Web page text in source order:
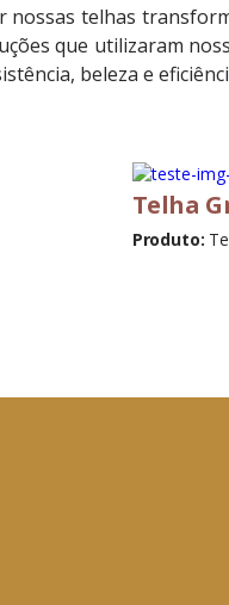
telhas
que utilizaram
beleza e
Telha
Produto: